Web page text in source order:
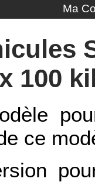
Ma
100
ce